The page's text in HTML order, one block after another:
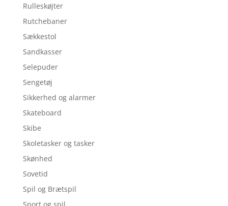
Rulleskøjter
Rutchebaner
Sækkestol
Sandkasser
Selepuder
Sengetøj
Sikkerhed og alarmer
Skateboard
Skibe
Skoletasker og tasker
Skønhed
Sovetid
Spil og Brætspil